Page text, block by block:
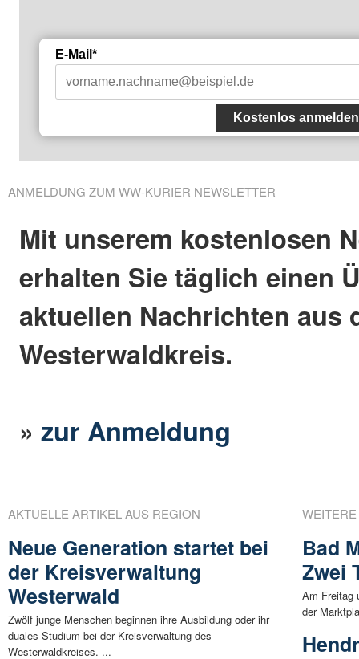
E-Mail*
Kostenlos anmelden
ANMELDUNG ZUM WW-KURIER NEWSLETTER
Mit unserem kostenlosen
erhalten Sie täglich einen
aktuellen Nachrichten aus
Westerwaldkreis.
»zur Anmeldung
AKTUELLE ARTIKEL AUS REGION
Neue Generation startet bei
der Kreisverwaltung
Westerwald
Zwölf junge Menschen beginnen ihre Ausbildung oder ihr
duales Studium bei der Kreisverwaltung des
Westerwaldkreises. ...
Bad
Zwei
Am Freitag
der